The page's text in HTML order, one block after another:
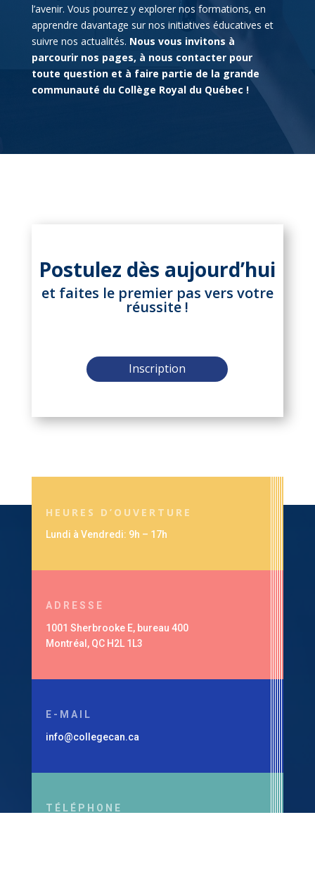
l’avenir. Vous pourrez y explorer nos formations, en
apprendre davantage sur nos initiatives éducatives et
suivre nos actualités. Nous vous invitons à
parcourir nos pages, à nous contacter pour
toute question et à faire partie de la grande
communauté du Collège Royal du Québec !
Postulez dès aujourd’hui
et faites le premier pas vers votre
réussite !
Inscription
HEURES D’OUVERTURE
Lundi à Vendredi: 9h – 17h
ADRESSE
1001 Sherbrooke E, bureau 400
Montréal, QC H2L 1L3
E-MAIL
info@collegecan.ca
TÉLÉPHONE